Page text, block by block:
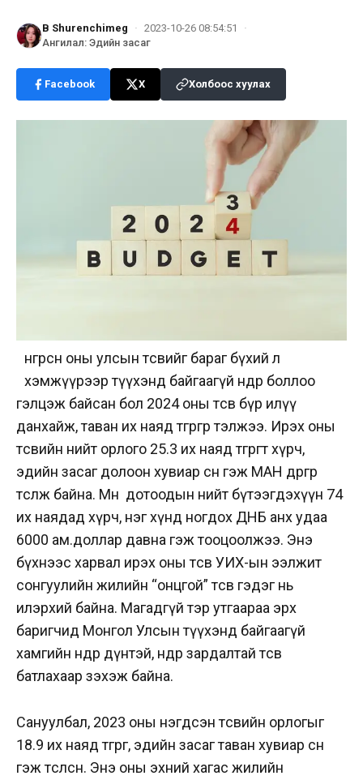
B Shurenchimeg · 2023-10-26 08:54:51
·
Ангилал: Эдийн засаг
Facebook X Холбоос хуулах
нгөрсөн оны улсын төсвийг бараг бүхий л
хэмжүүрээр түүхэнд байгаагүй өндөр боллоо
гэлцэж байсан бол 2024 оны төсөв бүр илүү
данхайж, таван их наяд төгрөгөөр тэлжээ. Ирэх оны
төсвийн нийт орлого 25.3 их наяд төгрөгт хүрч,
эдийн засаг долоон хувиар өснө гэж МАН өөдрөгөөр
төсөөлж байна. Мөн дотоодын нийт бүтээгдэхүүн 74
их наядад хүрч, нэг хүнд ногдох ДНБ анх удаа
6000 ам.доллар давна гэж тооцоолжээ. Энэ
бүхнээс харвал ирэх оны төсөв УИХ-ын ээлжит
сонгуулийн жилийн “онцгой” төсөв гэдэг нь
илэрхий байна. Магадгүй тэр утгаараа эрх
баригчид Монгол Улсын түүхэнд байгаагүй
хамгийн өндөр дүнтэй, өндөр зардалтай төсөв
батлахаар зэхэж байна.
Сануулбал, 2023 оны нэгдсэн төсвийн орлогыг
18.9 их наяд төгрөг, эдийн засаг таван хувиар өснө
гэж төсөөлсөн. Энэ оны эхний хагас жилийн